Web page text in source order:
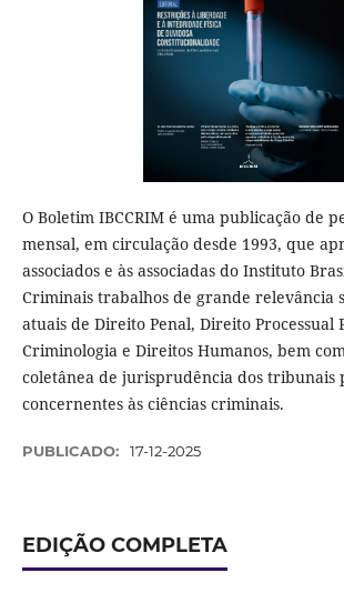
O Boletim IBCCRIM é uma publicação de
mensal, em circulação desde 1993, que
associados e às associadas do Instituto
Criminais trabalhos de grande relevância
atuais de Direito Penal, Direito Processual
Criminologia e Direitos Humanos, bem
coletânea de jurisprudência dos tribunais
concernentes às ciências criminais.
PUBLICADO: 17-12-2025
EDIÇÃO COMPLETA